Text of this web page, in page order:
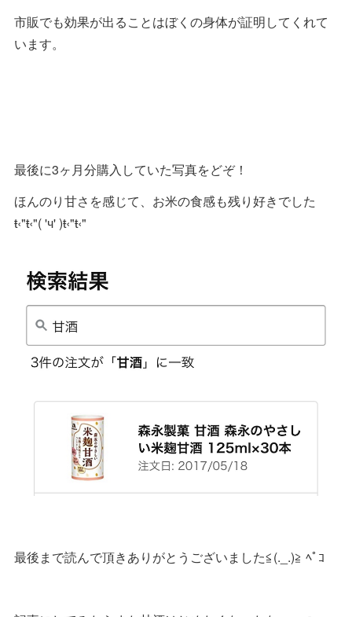
市販でも効果が出ることはぼくの身体が証明してくれて
います。
最後に3ヶ月分購入していた写真をどぞ！
ほんのり甘さを感じて、お米の食感も残り好きでした
ŧ‹"ŧ‹"( 'ч' )ŧ‹"ŧ‹"
最後まで読んで頂きありがとうございました≦(._.)≧ ﾍﾟｺ